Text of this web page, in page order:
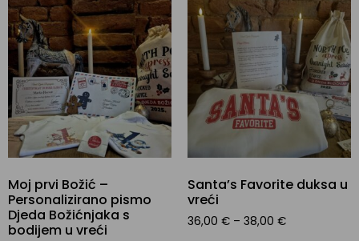
Moj prvi Božić –
Personalizirano pismo
Djeda Božićnjaka s
bodijem u vreći
Santa’s Favorite duksa u
vreći
36,00 € – 38,00 €